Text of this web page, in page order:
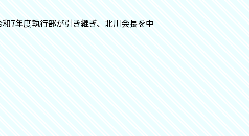
7年度執行部が引き継ぎ、北川会長を中